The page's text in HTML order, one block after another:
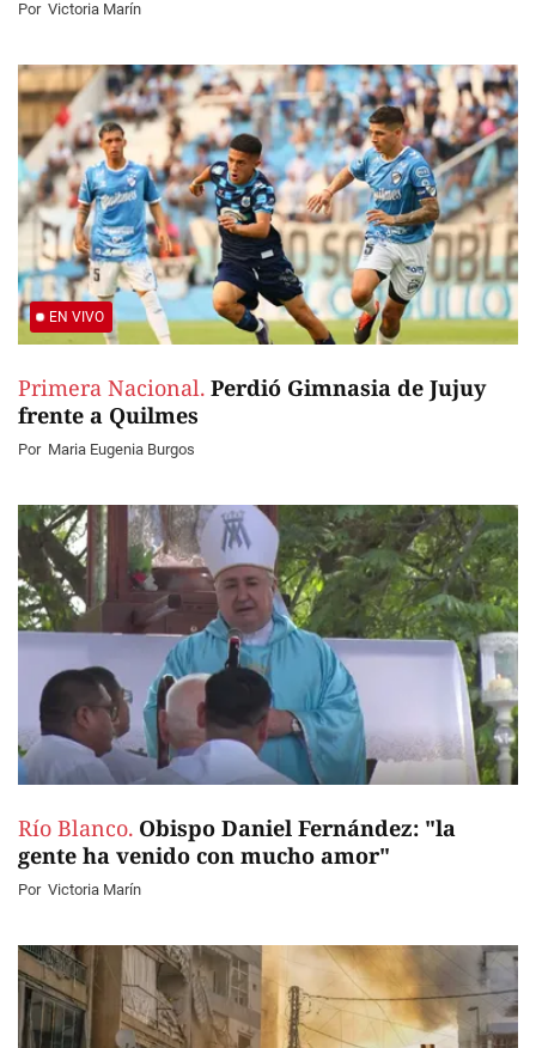
Por Victoria Marín
EN VIVO
Primera Nacional. Perdió Gimnasia de Jujuy
frente a Quilmes
Por Maria Eugenia Burgos
Río Blanco. Obispo Daniel Fernández: "la
gente ha venido con mucho amor"
Por Victoria Marín